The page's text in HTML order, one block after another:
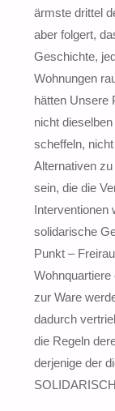
ärmste drittel
aber folgert,
Geschichte,
Wohnungen
hätten Unsere
nicht
scheffeln,
Alternativen
sein, die die
Interventionen
solidarische
Punkt –
zur Ware
dadurch
die Regeln
derjenige der